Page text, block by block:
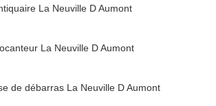
La Neuville D Aumont
La Neuville D Aumont
de débarras La Neuville D Aumont